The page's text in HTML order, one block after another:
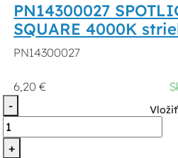
PN14300027
SQUARE 4000K
PN14300027
6,20 €
-
+